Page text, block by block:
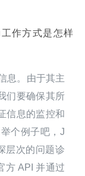
工作方式是怎样
息。由于其主
们要确保其所
信息的监控和
个例子吧，J
层次的问题诊
方 API 并通过